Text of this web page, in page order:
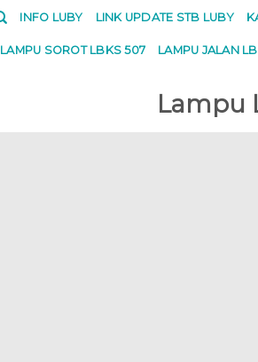
INFO LUBY LINK UPDATE STB LUBY
LAMPU SOROT LBKS 507 LAMPU JALAN
Lampu